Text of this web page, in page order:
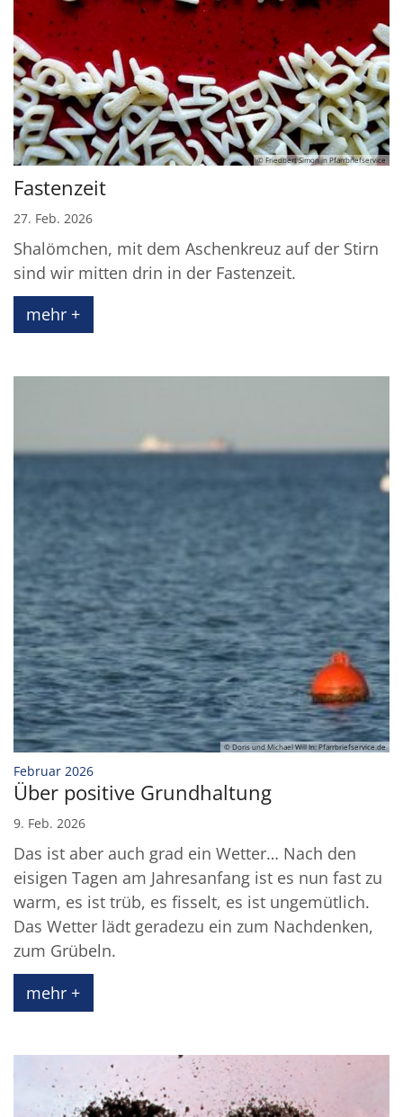
© Friedbert Simon in Pfarrbriefservice
Fastenzeit
27. Feb. 2026
Shalömchen, mit dem Aschenkreuz auf der Stirn
sind wir mitten drin in der Fastenzeit.
mehr +
© Doris und Michael Will In: Pfarrbriefservice.de
Februar 2026:
Über positive Grundhaltung
9. Feb. 2026
Das ist aber auch grad ein Wetter… Nach den
eisigen Tagen am Jahresanfang ist es nun fast zu
warm, es ist trüb, es fisselt, es ist ungemütlich.
Das Wetter lädt geradezu ein zum Nachdenken,
zum Grübeln.
mehr +